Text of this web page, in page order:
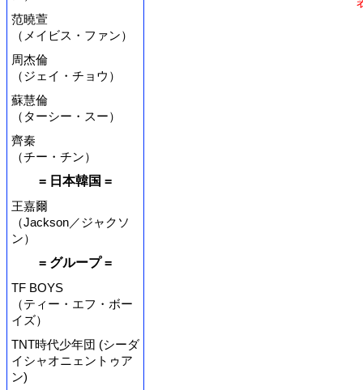
范曉萱
（メイビス・ファン）
周杰倫
（ジェイ・チョウ）
蘇慧倫
（ターシー・スー）
齊秦
（チー・チン）
= 日本韓国 =
王嘉爾
（Jackson／ジャクソ
ン）
= グループ =
TF BOYS
（ティー・エフ・ボー
イズ）
TNT時代少年団 (シーダ
イシャオニェントゥア
ン)